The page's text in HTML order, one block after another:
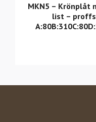
MKN5 – Krönplåt
list –